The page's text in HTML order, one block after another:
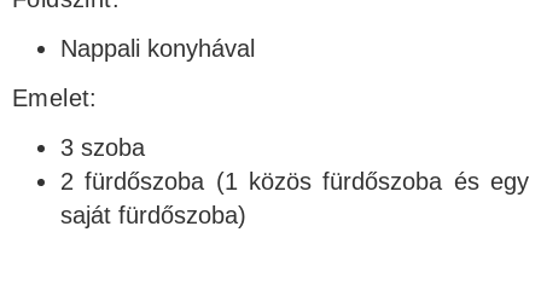
Nappali konyhával
Emelet:
3 szoba
2 fürdőszoba (1 közös fürdőszoba és egy
saját fürdőszoba)